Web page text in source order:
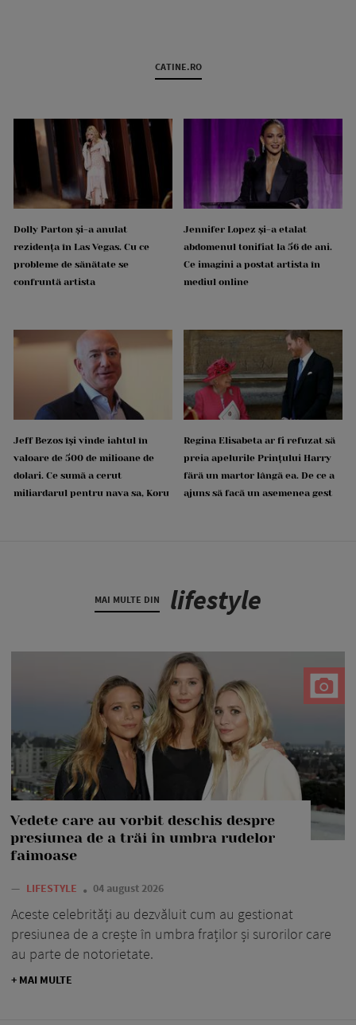
CATINE.RO
Dolly Parton și-a anulat
rezidența în Las Vegas. Cu ce
probleme de sănătate se
confruntă artista
Jennifer Lopez și-a etalat
abdomenul tonifiat la 56 de ani.
Ce imagini a postat artista în
mediul online
Jeff Bezos își vinde iahtul în
valoare de 500 de milioane de
dolari. Ce sumă a cerut
miliardarul pentru nava sa, Koru
Regina Elisabeta ar fi refuzat să
preia apelurile Prințului Harry
fără un martor lângă ea. De ce a
ajuns să facă un asemenea gest
MAI MULTE DIN lifestyle
Vedete care au vorbit deschis despre
presiunea de a trăi în umbra rudelor
faimoase
— LIFESTYLE 04 august 2026
Aceste celebrități au dezvăluit cum au gestionat
presiunea de a crește în umbra fraților și surorilor care
au parte de notorietate.
+ MAI MULTE